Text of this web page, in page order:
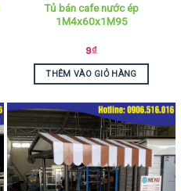
Tủ bán cafe nước ép
1M4x60x1M95
9₫
THÊM VÀO GIỎ HÀNG